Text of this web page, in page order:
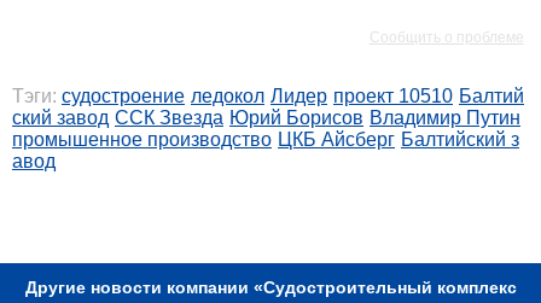
Сообщить о проблеме
Тэги: судостроение ледокол Лидер проект 10510 Балтий
ский завод ССК Звезда Юрий Борисов Владимир Путин
промышенное производство ЦКБ Айсберг Балтийский з
авод
Другие новости компании «Судостроительный комплекс